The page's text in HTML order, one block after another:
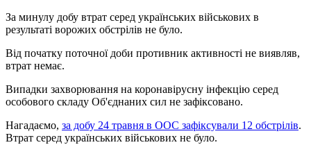
За минулу добу втрат серед українських військових в
результаті ворожих обстрілів не було.
Від початку поточної доби противник активності не виявляв,
втрат немає.
Випадки захворювання на коронавірусну інфекцію серед
особового складу Об'єднаних сил не зафіксовано.
Нагадаємо, за добу 24 травня в ООС зафіксували 12 обстрілів.
Втрат серед українських військових не було.